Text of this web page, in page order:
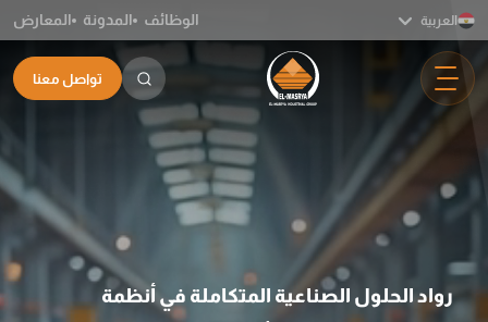
العربية الوظائف المدونة المعارض
تواصل معنا
رواد الحلول الصناعية المتكاملة في أنظمة